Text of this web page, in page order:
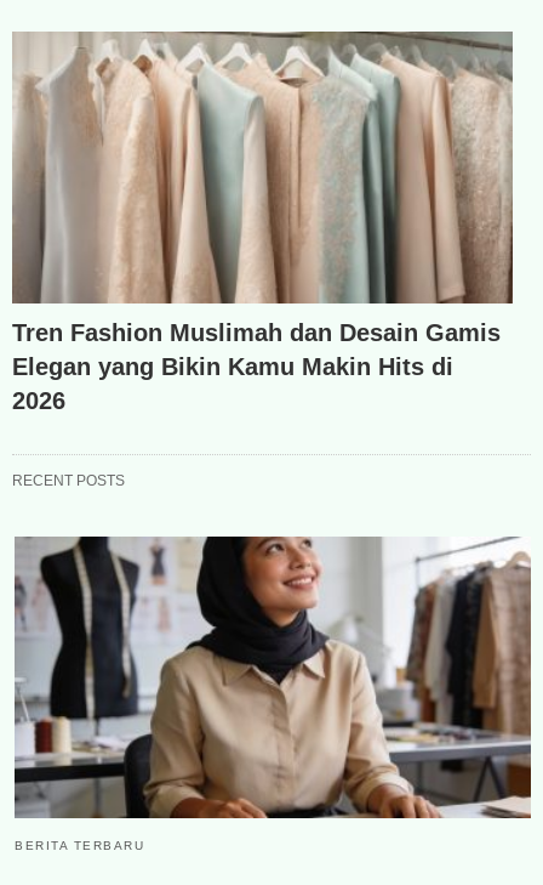
Tren Fashion Muslimah dan Desain Gamis
Elegan yang Bikin Kamu Makin Hits di
2026
RECENT POSTS
BERITA TERBARU